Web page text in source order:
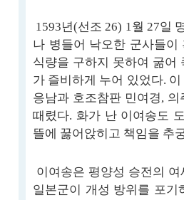
1593년(선조 26) 1월 27일
나 병들어 낙오한 군사들
식량을 구하지 못하여 굶어
가 즐비하게 누어 있었다.
응남과 호조참판 민여경,
때렸다. 화가 난 이여송도
뜰에 꿇어앉히고 책임을 추
이여송은 평양성 승전의
일본군이 개성 방위를 포